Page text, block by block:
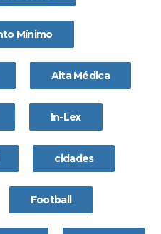
Mínimo
Alta Médica
In-Lex
cidades
Football